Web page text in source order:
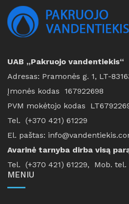
UAB „Pakruojo vandentiekis“
Adresas: Pramonės g. 1, LT-
Įmonės kodas 167922698
PVM mokėtojo kodas
Tel. (+370 421) 61229
El. paštas:
Avarinė tarnyba dirba visą
Tel. (+370 421) 61229, Mob. tel.
MENIU